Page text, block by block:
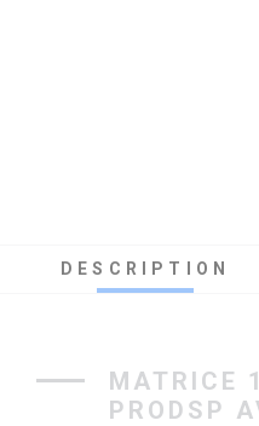
DESCRIPTION
MATRICE
PRODSP